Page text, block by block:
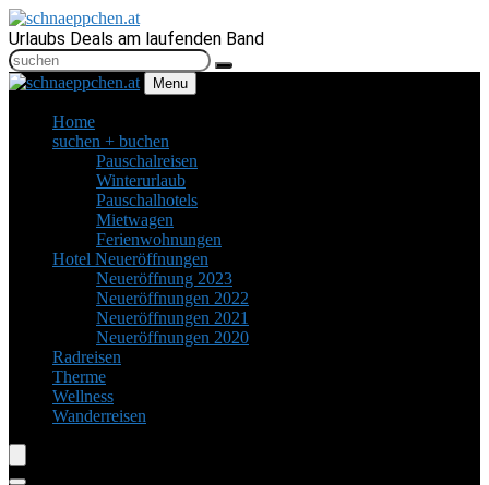
Urlaubs Deals am laufenden Band
Menu
Home
suchen + buchen
Pauschalreisen
Winterurlaub
Pauschalhotels
Mietwagen
Ferienwohnungen
Hotel Neueröffnungen
Neueröffnung 2023
Neueröffnungen 2022
Neueröffnungen 2021
Neueröffnungen 2020
Radreisen
Therme
Wellness
Wanderreisen